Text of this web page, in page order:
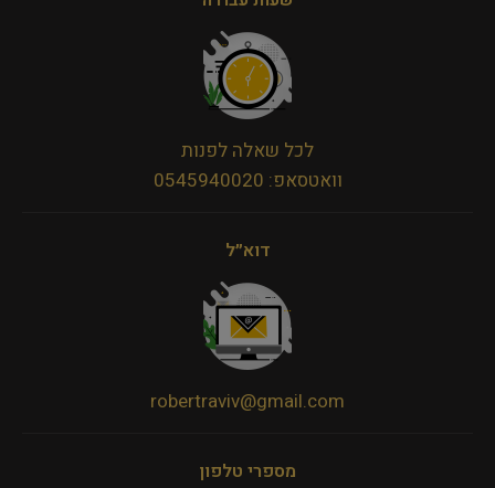
לכל שאלה לפנות
וואטסאפ: 0545940020
דוא״ל
robertraviv@gmail.com
מספרי טלפון